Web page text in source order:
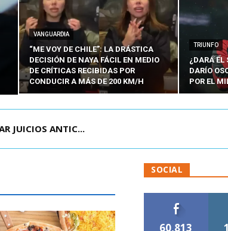
VANGUARDIA
“ME VOY DE CHILE”: LA DRÁSTICA
DECISIÓN DE NAYA FÁCIL EN MEDIO
DE CRÍTICAS RECIBIDAS POR
CONDUCIR A MÁS DE 200 KM/H
TRIUNFO
¿DARÁ EL
DARÍO
POR EL
LOS TRES REQU...
SOCIAL
60,813